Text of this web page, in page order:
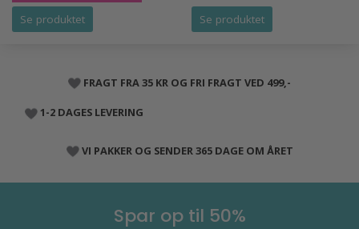
Se produktet Se produktet
FRAGT FRA 35 KR OG FRI FRAGT VED 499,-
1-2 DAGES LEVERING
VI PAKKER OG SENDER 365 DAGE OM ÅRET
Spar op til 50%